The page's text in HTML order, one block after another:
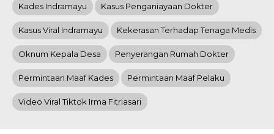
Kades Indramayu Kasus Penganiayaan Dokter
Kasus Viral Indramayu Kekerasan Terhadap Tenaga Medis
Oknum Kepala Desa Penyerangan Rumah Dokter
Permintaan Maaf Kades Permintaan Maaf Pelaku
Video Viral Tiktok Irma Fitriasari